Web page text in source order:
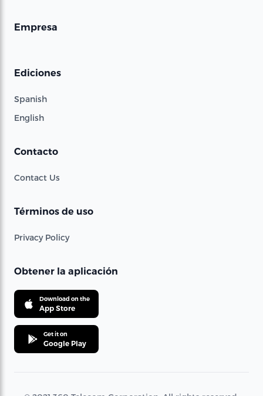
Empresa
Ediciones
Spanish
English
Contacto
Contact Us
Términos de uso
Privacy Policy
Obtener la aplicación
Download on the
App Store
Get it on
Google Play